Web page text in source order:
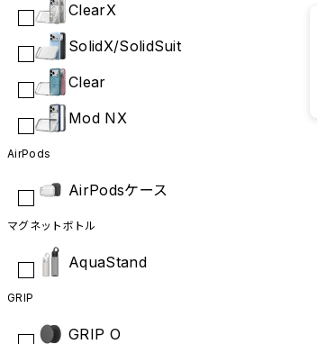
ClearX
SolidX/SolidSuit
Clear
Mod NX
AirPods
AirPodsケース
マグネットボトル
AquaStand
GRIP
GRIP O